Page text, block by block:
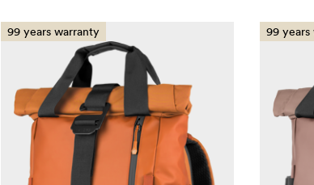
99 years warranty 99 years